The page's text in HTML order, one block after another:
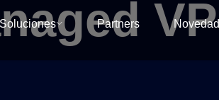
Soluciones Partners